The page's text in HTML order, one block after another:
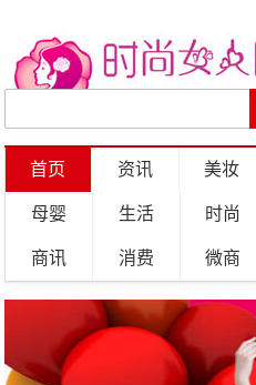
首页 资讯 美妆
母婴 生活 时尚
商讯 消费 微商